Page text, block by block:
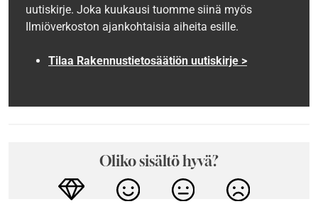
uutiskirje. Joka kuukausi tuomme siinä myös
Ilmiöverkoston ajankohtaisia aiheita esille.
Tilaa Rakennustietosäätiön uutiskirje >
Oliko sisältö hyvä?